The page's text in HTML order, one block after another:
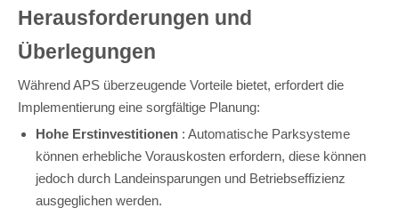
Herausforderungen und
Überlegungen
Während APS überzeugende Vorteile bietet, erfordert die
Implementierung eine sorgfältige Planung:
Hohe Erstinvestitionen : Automatische Parksysteme
können erhebliche Vorauskosten erfordern, diese können
jedoch durch Landeinsparungen und Betriebseffizienz
ausgeglichen werden.